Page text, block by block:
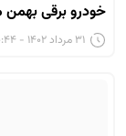
خودرو برقی بهمن
۳۱ مرداد ۱۴۰۲ - ۱۰:۴۴